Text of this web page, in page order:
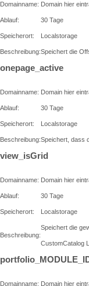
Domainname: Domain hier
Ablauf: 30 Tage
Speicherort: Localstorage
Beschreibung:Speichert die
onepage_active
Domainname: Domain hier
Ablauf: 30 Tage
Speicherort: Localstorage
Beschreibung:Speichert, dass
view_isGrid
Domainname: Domain hier
Ablauf: 30 Tage
Speicherort: Localstorage
Beschreibung:
Speichert die
CustomCatalog
Domainname: Domain hier